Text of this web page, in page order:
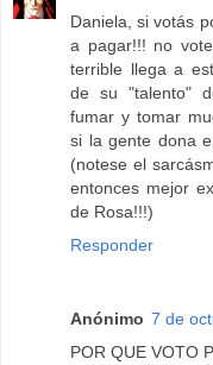
Daniela, si votás
a pagar!!! no
terrible llega a
de su "talento"
fumar y tomar
si la gente dona
(notese el
entonces mejor
de Rosa!!!)
Responder
Anónimo 7 de
POR QUE VOTO